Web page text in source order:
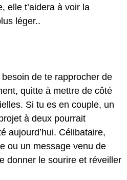
elle t’aidera à voir la
léger..
de te rapprocher de
quitte à mettre de côté
Si tu es en couple, un
à deux pourrait
aujourd’hui. Célibataire,
ou un message venu de
donner le sourire et réveiller